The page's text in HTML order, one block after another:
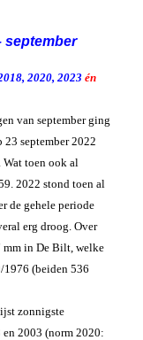
september
2020, 2023 én
van september ging
23 september 2022
toen ook al
2022 stond toen al
de gehele periode
erg droog. Over
mm in De Bilt, welke
1976 (beiden 536
zonnigste
2003 (norm 2020: